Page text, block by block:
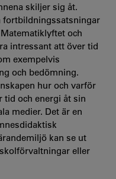
skiljer sig åt.
fortbildningssatsningar
och
intressant att över tid
exempelvis
och bedömning.
hur och varför
tid och energi åt sin
medier. Det är en
kan se ut
eller